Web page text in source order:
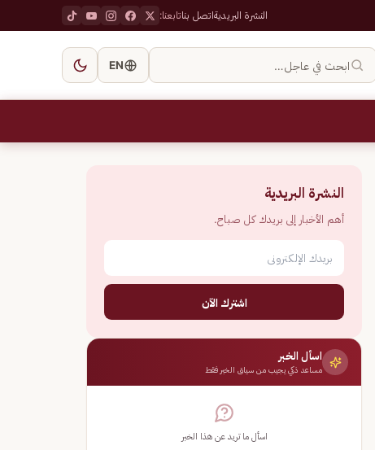
النشرة البريديةاتصل بناتابعنا:
ابحث في عاجل… EN
النشرة البريدية
أهم الأخبار إلى بريدك كل صباح.
اشترك الآن
اسأل الخبر
مساعد ذكي يجيب من سياق الخبر فقط
اسأل ما تريد عن هذا الخبر